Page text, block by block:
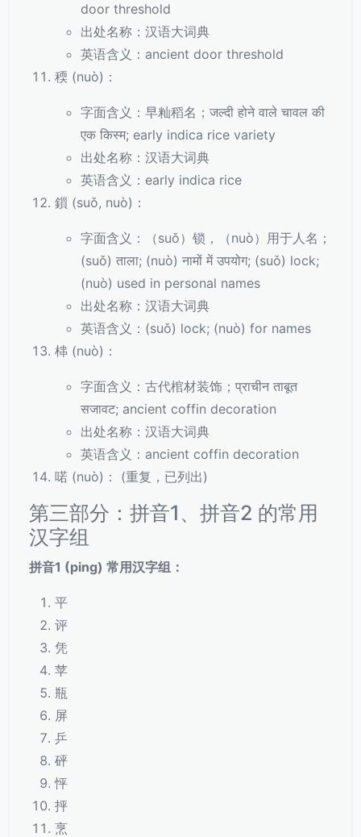
door threshold
出处名称：汉语大词典
英语含义：ancient door threshold
稬 (nuò)：
字面含义：早籼稻名；जल्दी होने वाले चावल की
एक किस्म; early indica rice variety
出处名称：汉语大词典
英语含义：early indica rice
鎻 (suǒ, nuò)：
字面含义：（suǒ）锁，（nuò）用于人名；
(suǒ) ताला; (nuò) नामों में उपयोग; (suǒ) lock;
(nuò) used in personal names
出处名称：汉语大词典
英语含义：(suǒ) lock; (nuò) for names
梙 (nuò)：
字面含义：古代棺材装饰；प्राचीन ताबूत
सजावट; ancient coffin decoration
出处名称：汉语大词典
英语含义：ancient coffin decoration
喏 (nuò)： (重复，已列出)
第三部分：拼音1、拼音2 的常用
汉字组
拼音1 (ping) 常用汉字组：
平
评
凭
苹
瓶
屏
乒
砰
怦
抨
烹